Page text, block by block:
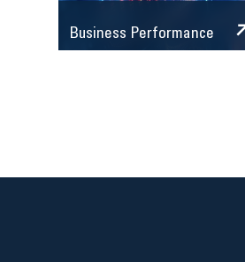
Business Performance